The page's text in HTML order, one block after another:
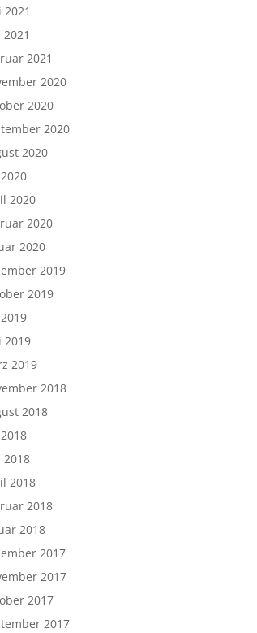
2021
2021
2020
2020
2020
2020
2020
2020
2020
2019
2019
2019
2019
2018
2018
2018
2018
2018
2018
2017
2017
2017
2017